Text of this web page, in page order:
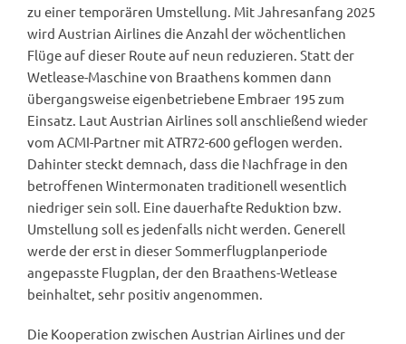
zu einer temporären Umstellung. Mit Jahresanfang 2025
wird Austrian Airlines die Anzahl der wöchentlichen
Flüge auf dieser Route auf neun reduzieren. Statt der
Wetlease-Maschine von Braathens kommen dann
übergangsweise eigenbetriebene Embraer 195 zum
Einsatz. Laut Austrian Airlines soll anschließend wieder
vom ACMI-Partner mit ATR72-600 geflogen werden.
Dahinter steckt demnach, dass die Nachfrage in den
betroffenen Wintermonaten traditionell wesentlich
niedriger sein soll. Eine dauerhafte Reduktion bzw.
Umstellung soll es jedenfalls nicht werden. Generell
werde der erst in dieser Sommerflugplanperiode
angepasste Flugplan, der den Braathens-Wetlease
beinhaltet, sehr positiv angenommen.
Die Kooperation zwischen Austrian Airlines und der